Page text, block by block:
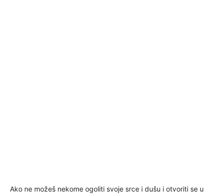
Ako ne možeš nekome ogoliti svoje srce i dušu i otvoriti se u